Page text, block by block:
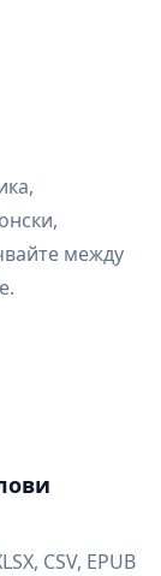
между
CSV, EPUB